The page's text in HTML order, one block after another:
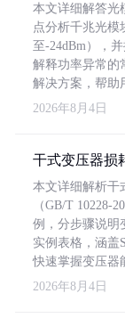
本文详细解答光
点分析千兆光模
至-24dBm），
解释功率异常的
解决方案，帮助
2026年8月4日
干式变压器损
本文详细解析干
（GB/T 10228-
例，分步骤说明
实例表格，涵盖
快速掌握变压器
2026年8月4日